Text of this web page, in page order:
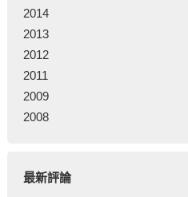
2014
2013
2012
2011
2009
2008
最新評論